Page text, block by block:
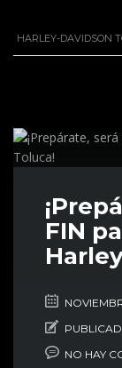
HARLEY-DAVIDSON
FIN
NO HAY